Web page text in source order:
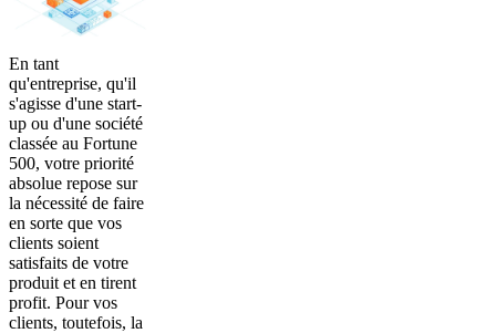
En tant
qu'entreprise, qu'il
s'agisse d'une start-
up ou d'une société
classée au Fortune
500, votre priorité
absolue repose sur
la nécessité de faire
en sorte que vos
clients soient
satisfaits de votre
produit et en tirent
profit. Pour vos
clients, toutefois, la